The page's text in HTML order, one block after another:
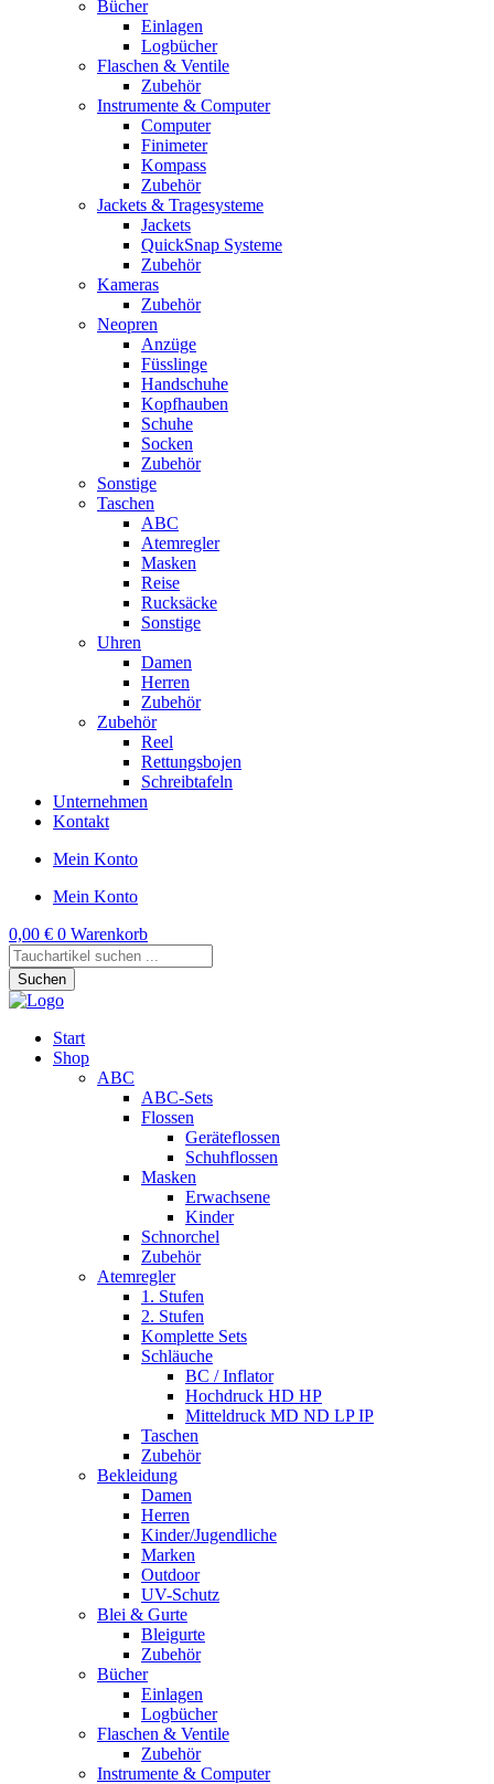
Bücher
Einlagen
Logbücher
Flaschen & Ventile
Zubehör
Instrumente & Computer
Computer
Finimeter
Kompass
Zubehör
Jackets & Tragesysteme
Jackets
QuickSnap Systeme
Zubehör
Kameras
Zubehör
Neopren
Anzüge
Füsslinge
Handschuhe
Kopfhauben
Schuhe
Socken
Zubehör
Sonstige
Taschen
ABC
Atemregler
Masken
Reise
Rucksäcke
Sonstige
Uhren
Damen
Herren
Zubehör
Zubehör
Reel
Rettungsbojen
Schreibtafeln
Unternehmen
Kontakt
Mein Konto
Mein Konto
0,00 € 0 Warenkorb
Products
search
Suchen
Start
Shop
ABC
ABC-Sets
Flossen
Geräteflossen
Schuhflossen
Masken
Erwachsene
Kinder
Schnorchel
Zubehör
Atemregler
1. Stufen
2. Stufen
Komplette Sets
Schläuche
BC / Inflator
Hochdruck HD HP
Mitteldruck MD ND LP IP
Taschen
Zubehör
Bekleidung
Damen
Herren
Kinder/Jugendliche
Marken
Outdoor
UV-Schutz
Blei & Gurte
Bleigurte
Zubehör
Bücher
Einlagen
Logbücher
Flaschen & Ventile
Zubehör
Instrumente & Computer